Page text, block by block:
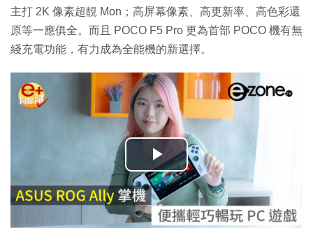
主打 2K 像素超靚 Mon；高屏幕像素、高更新率、高色彩還
原等一應俱全。而且 POCO F5 Pro 更為首部 POCO 機有無
綫充電功能，有力成為全能機的新選擇。
播
放